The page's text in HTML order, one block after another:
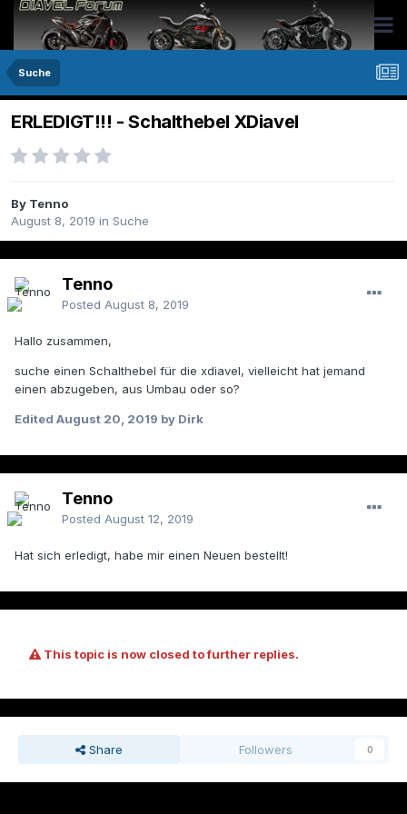
Suche
ERLEDIGT!!! - Schalthebel XDiavel
By Tenno
August 8, 2019 in Suche
Tenno
Posted August 8, 2019
Hallo zusammen,
suche einen Schalthebel für die xdiavel, vielleicht hat jemand
einen abzugeben, aus Umbau oder so?
Edited August 20, 2019 by Dirk
Tenno
Posted August 12, 2019
Hat sich erledigt, habe mir einen Neuen bestellt!
This topic is now closed to further replies.
Share Followers 0